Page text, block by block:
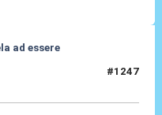
ad essere
#1247